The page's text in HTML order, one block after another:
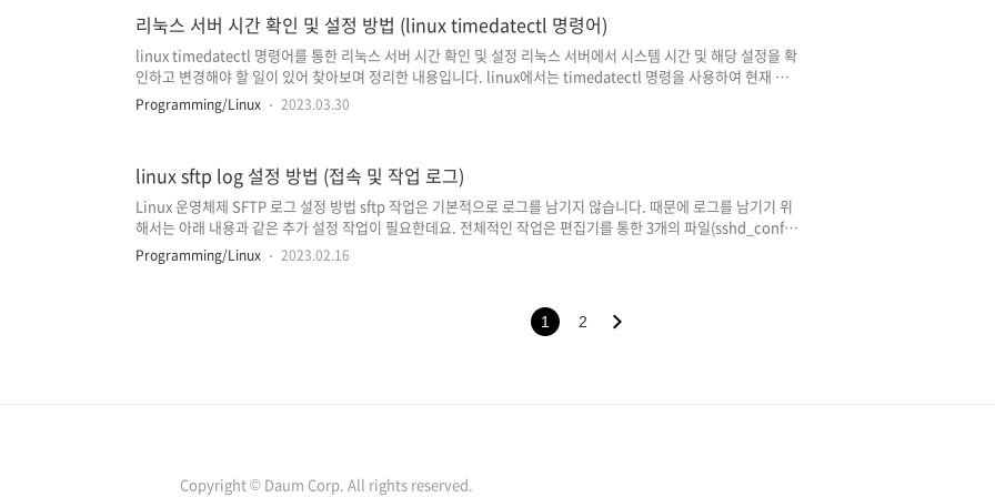
리눅스 서버 시간 확인 및 설정 방법 (linux timedatectl 명령어)
linux timedatectl 명령어를 통한 리눅스 서버 시간 확인 및 설정 리눅스 서버에서 시스템 시간 및 해당 설정을 확
인하고 변경해야 할 일이 있어 찾아보며 정리한 내용입니다. linux에서는 timedatectl 명령을 사용하여 현재 시
간, 날짜 및 시간대(timezone) 설정을 확인 및 변경할 수 있는데요. 아래 내용을 통해 사용되는 명령어들에 대해서
살펴보겠습니다. (timedatectl 명령어는 CentOS 7부터 사용할 수 있습니다.) 1. 서버 시간 및 설정 확인 #
Programming/Linux 2023.03.30
linux sftp log 설정 방법 (접속 및 작업 로그)
Linux 운영체제 SFTP 로그 설정 방법 sftp 작업은 기본적으로 로그를 남기지 않습니다. 때문에 로그를 남기기 위
해서는 아래 내용과 같은 추가 설정 작업이 필요한데요. 전체적인 작업은 편집기를 통한 3개의 파일(sshd_config,
rsyslog.conf, rsyslog) 내용 수정 및 프로그램(rsyslog, sshd) 재실행으로 실행되며, 짧은 시간에 적용할 수 있는
부분입니다. (해당 포스팅의 내용은 Ubuntu 18.04.6 LTS 환경에서 작업된 내용입니다.) 1.
Programming/Linux 2023.02.16
1 2
Copyright © Daum Corp. All rights reserved.